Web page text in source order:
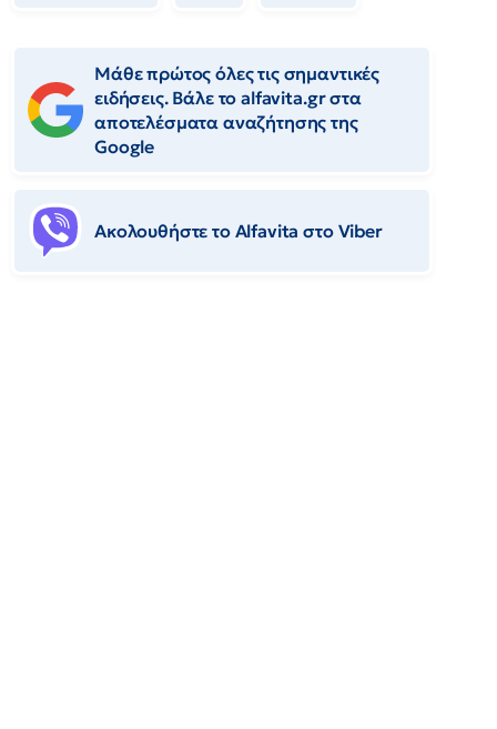
Μάθε πρώτος όλες τις σημαντικές
ειδήσεις. Βάλε το alfavita.gr στα
αποτελέσματα αναζήτησης της
Google
Ακολουθήστε το Αlfavita στο Viber